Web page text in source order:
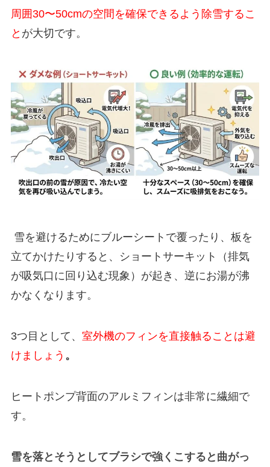
周囲30〜50cmの空間を確保できるよう除雪するこ
と が大切です。
雪を避けるためにブルーシートで覆ったり、板を
立てかけたりすると、ショートサーキット（排気
が吸気口に回り込む現象）が起き、逆にお湯が沸
かなくなります。
3つ目として、 室外機のフィンを直接触ることは避
けましょう 。
ヒートポンプ背面のアルミフィンは非常に繊細で
す。
雪を落とそうとしてブラシで強くこすると曲がっ